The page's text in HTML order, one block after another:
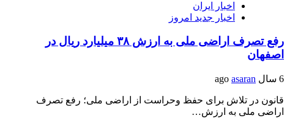
اخبار ایران
اخبار جدید امروز
رفع تصرف اراضی ملی به ارزش ۳۸ میلیارد ریال در
اصفهان
6 سال ago asaran
قانون در تلاش برای حفظ وحراست از اراضی ملی؛ رفع تصرف
اراضی ملی به ارزش…